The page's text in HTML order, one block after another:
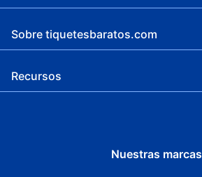
Sobre tiquetesbaratos.com
Recursos
Nuestras marcas